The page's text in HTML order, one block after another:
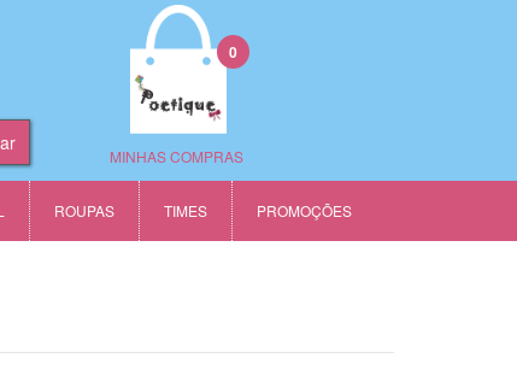
MINHAS COMPRAS
0
ROUPAS TIMES PROMOÇÕES